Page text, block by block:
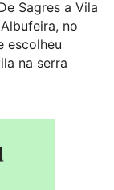
Sagres a Vila
no
escolheu
na serra